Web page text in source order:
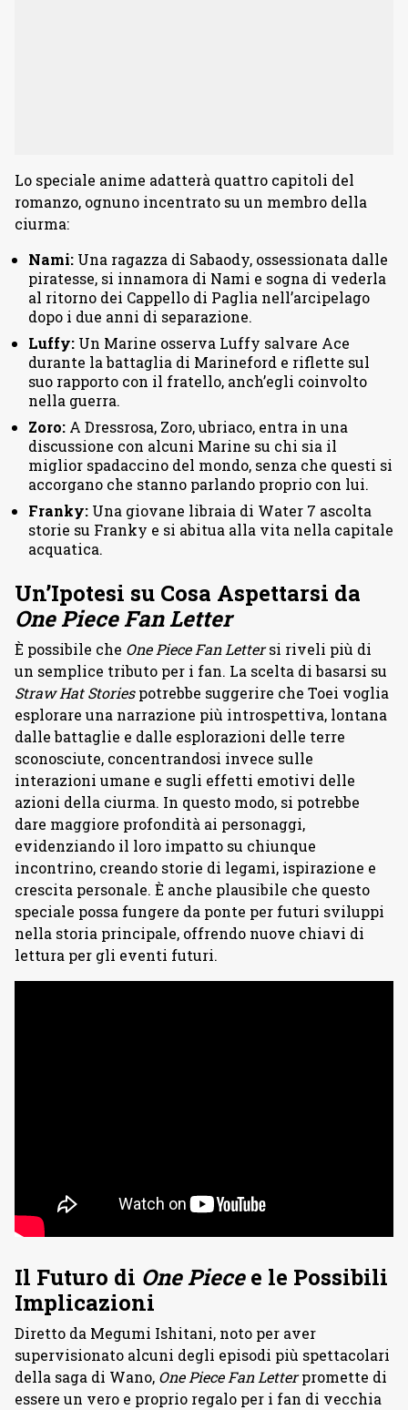
Lo speciale anime adatterà quattro capitoli del
romanzo, ognuno incentrato su un membro della
ciurma:
Nami: Una ragazza di Sabaody, ossessionata dalle
piratesse, si innamora di Nami e sogna di vederla
al ritorno dei Cappello di Paglia nell’arcipelago
dopo i due anni di separazione.
Luffy: Un Marine osserva Luffy salvare Ace
durante la battaglia di Marineford e riflette sul
suo rapporto con il fratello, anch’egli coinvolto
nella guerra.
Zoro: A Dressrosa, Zoro, ubriaco, entra in una
discussione con alcuni Marine su chi sia il
miglior spadaccino del mondo, senza che questi si
accorgano che stanno parlando proprio con lui.
Franky: Una giovane libraia di Water 7 ascolta
storie su Franky e si abitua alla vita nella capitale
acquatica.
Un’Ipotesi su Cosa Aspettarsi da
One Piece Fan Letter
È possibile che One Piece Fan Lettersi riveli più di
un semplice tributo per i fan. La scelta di basarsi su
Straw Hat Storiespotrebbe suggerire che Toei voglia
esplorare una narrazione più introspettiva, lontana
dalle battaglie e dalle esplorazioni delle terre
sconosciute, concentrandosi invece sulle
interazioni umane e sugli effetti emotivi delle
azioni della ciurma. In questo modo, si potrebbe
dare maggiore profondità ai personaggi,
evidenziando il loro impatto su chiunque
incontrino, creando storie di legami, ispirazione e
crescita personale. È anche plausibile che questo
speciale possa fungere da ponte per futuri sviluppi
nella storia principale, offrendo nuove chiavi di
lettura per gli eventi futuri.
Il Futuro di One Piecee le Possibili
Implicazioni
Diretto da Megumi Ishitani, noto per aver
supervisionato alcuni degli episodi più spettacolari
della saga di Wano, One Piece Fan Letterpromette di
essere un vero e proprio regalo per i fan di vecchia